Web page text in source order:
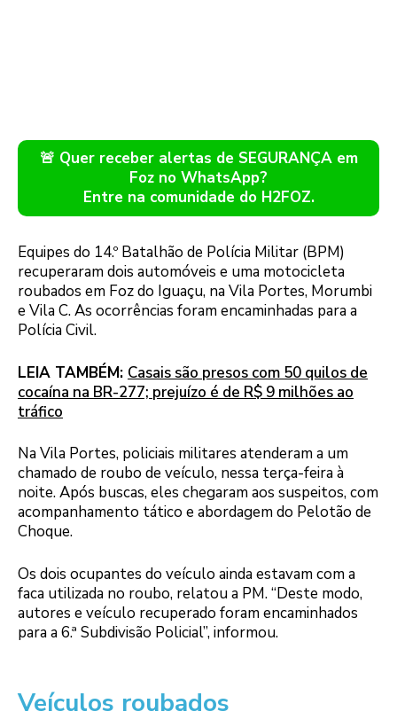
🚨 Quer receber alertas de SEGURANÇA em
Foz no WhatsApp?
Entre na comunidade do H2FOZ.
Equipes do 14.º Batalhão de Polícia Militar (BPM)
recuperaram dois automóveis e uma motocicleta
roubados em Foz do Iguaçu, na Vila Portes, Morumbi
e Vila C. As ocorrências foram encaminhadas para a
Polícia Civil.
LEIA TAMBÉM: Casais são presos com 50 quilos de
cocaína na BR-277; prejuízo é de R$ 9 milhões ao
tráfico
Na Vila Portes, policiais militares atenderam a um
chamado de roubo de veículo, nessa terça-feira à
noite. Após buscas, eles chegaram aos suspeitos, com
acompanhamento tático e abordagem do Pelotão de
Choque.
Os dois ocupantes do veículo ainda estavam com a
faca utilizada no roubo, relatou a PM. “Deste modo,
autores e veículo recuperado foram encaminhados
para a 6.ª Subdivisão Policial”, informou.
Veículos roubados